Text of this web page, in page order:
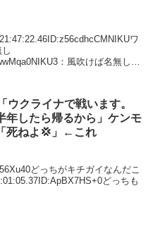
ワ
：風吹けば名無し
ウクライナで戦います。
年したら帰るから」ケンモ
死ねよ💢」←これ
どっちがキチガイなんだこ
どっちも